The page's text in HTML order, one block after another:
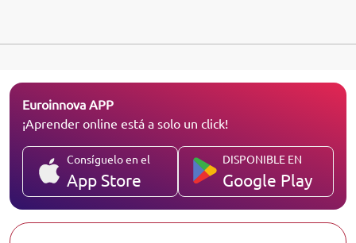
Euroinnova APP
¡Aprender online está a solo un click!
Consíguelo en el
App Store
DISPONIBLE EN
Google Play